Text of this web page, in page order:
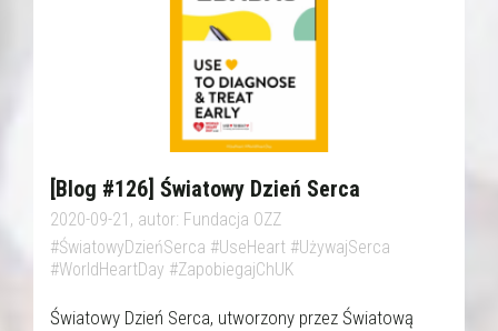
[Blog #126] Światowy Dzień Serca
2020-09-21, autor: Fundacja OZZ
#ŚwiatowyDzieńSerca #UseHeart #UżywajSerca
#WorldHeartDay #ZapobiegajChUK
Światowy Dzień Serca, utworzony przez Światową